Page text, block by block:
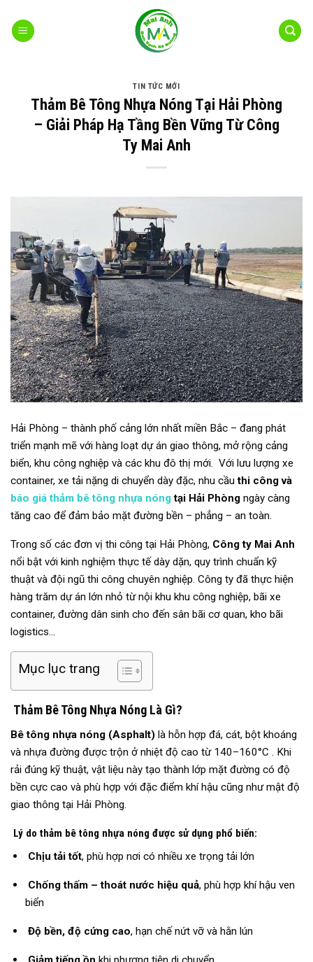
qua
TIN TỨC MỚI
Thảm Bê Tông Nhựa Nóng Tại Hải Phòng
– Giải Pháp Hạ Tầng Bền Vững Từ Công
Ty Mai Anh
Hải Phòng – thành phố cảng lớn nhất miền Bắc – đang phát
triển mạnh mẽ với hàng loạt dự án giao thông, mở rộng cảng
biển, khu công nghiệp và các khu đô thị mới. Với lưu lượng xe
container, xe tải nặng di chuyển dày đặc, nhu cầuthi công và
báo giá thảm bê tông nhựa nóngtại Hải Phòng ngày càng
tăng cao để đảm bảo mặt đường bền – phẳng – an toàn.
Trong số các đơn vị thi công tại Hải Phòng, Công ty Mai Anh
nổi bật với kinh nghiệm thực tế dày dặn, quy trình chuẩn kỹ
thuật và đội ngũ thi công chuyên nghiệp. Công ty đã thực hiện
hàng trăm dự án lớn nhỏ từ nội khu khu công nghiệp, bãi xe
container, đường dân sinh cho đến sân bãi cơ quan, kho bãi
logistics…
Mục lục trang
Thảm Bê Tông Nhựa Nóng Là Gì?
Bê tông nhựa nóng (Asphalt) là hỗn hợp đá, cát, bột khoáng
và nhựa đường được trộn ở nhiệt độ cao từ 140–160°C . Khi
rải đúng kỹ thuật, vật liệu này tạo thành lớp mặt đường có độ
bền cực cao và phù hợp với đặc điểm khí hậu cũng như mật độ
giao thông tại Hải Phòng.
Lý do thảm bê tông nhựa nóng được sử dụng phổ biến:
Chịu tải tốt, phù hợp nơi có nhiều xe trọng tải lớn
Chống thấm – thoát nước hiệu quả, phù hợp khí hậu ven
biển
Độ bền, độ cứng cao, hạn chế nứt vỡ và hằn lún